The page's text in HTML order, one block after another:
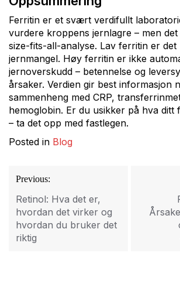
Ferritin er et svært verdifullt
vurdere kroppens jernlagre – men
size-fits-all-analyse. Lav ferritin er det
jernmangel. Høy ferritin er ikke
jernoverskudd – betennelse og
årsaker. Verdien gir best informasjon
sammenheng med CRP,
hemoglobin. Er du usikker på hva ditt
– ta det opp med fastlegen.
Posted in Blog
Innleggsnavigasjon
Previous:
Retinol: Hva det er,
hvordan det virker og
hvordan du bruker det
riktig